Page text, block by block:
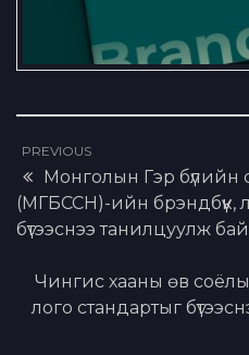
PREVIOUS
Монголын Гэр бүлийн
(МГБССН)-ийн брэндбүүк,
бүтээснээ танилцуулж
Чингис хааны өв
лого стандартыг